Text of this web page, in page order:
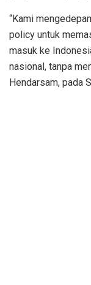
“Kami
policy untuk
masuk ke
nasional, tanpa
Hendarsam, pada